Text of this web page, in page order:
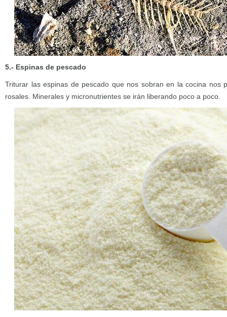
5.- Espinas de pescado
Triturar las espinas de pescado que nos sobran en la cocina nos
rosales. Minerales y micronutrientes se irán liberando poco a poco.